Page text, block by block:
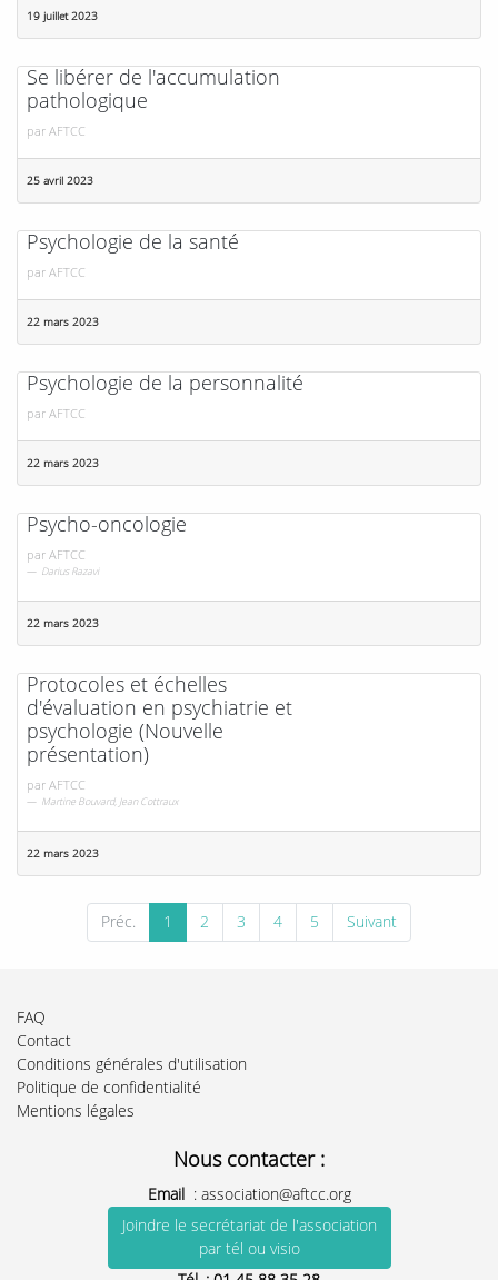
19 juillet 2023
Se libérer de l'accumulation
pathologique
par AFTCC
25 avril 2023
Psychologie de la santé
par AFTCC
22 mars 2023
Psychologie de la personnalité
par AFTCC
22 mars 2023
Psycho-oncologie
par AFTCC
Darius Razavi
22 mars 2023
Protocoles et échelles
d'évaluation en psychiatrie et
psychologie (Nouvelle
présentation)
par AFTCC
Martine Bouvard, Jean Cottraux
22 mars 2023
Préc. 1 2 3 4 5 Suivant
FAQ
Contact
Conditions générales d'utilisation
Politique de confidentialité
Mentions légales
Nous contacter :
Email : association@aftcc.org
Joindre le secrétariat de l'association
par tél ou visio